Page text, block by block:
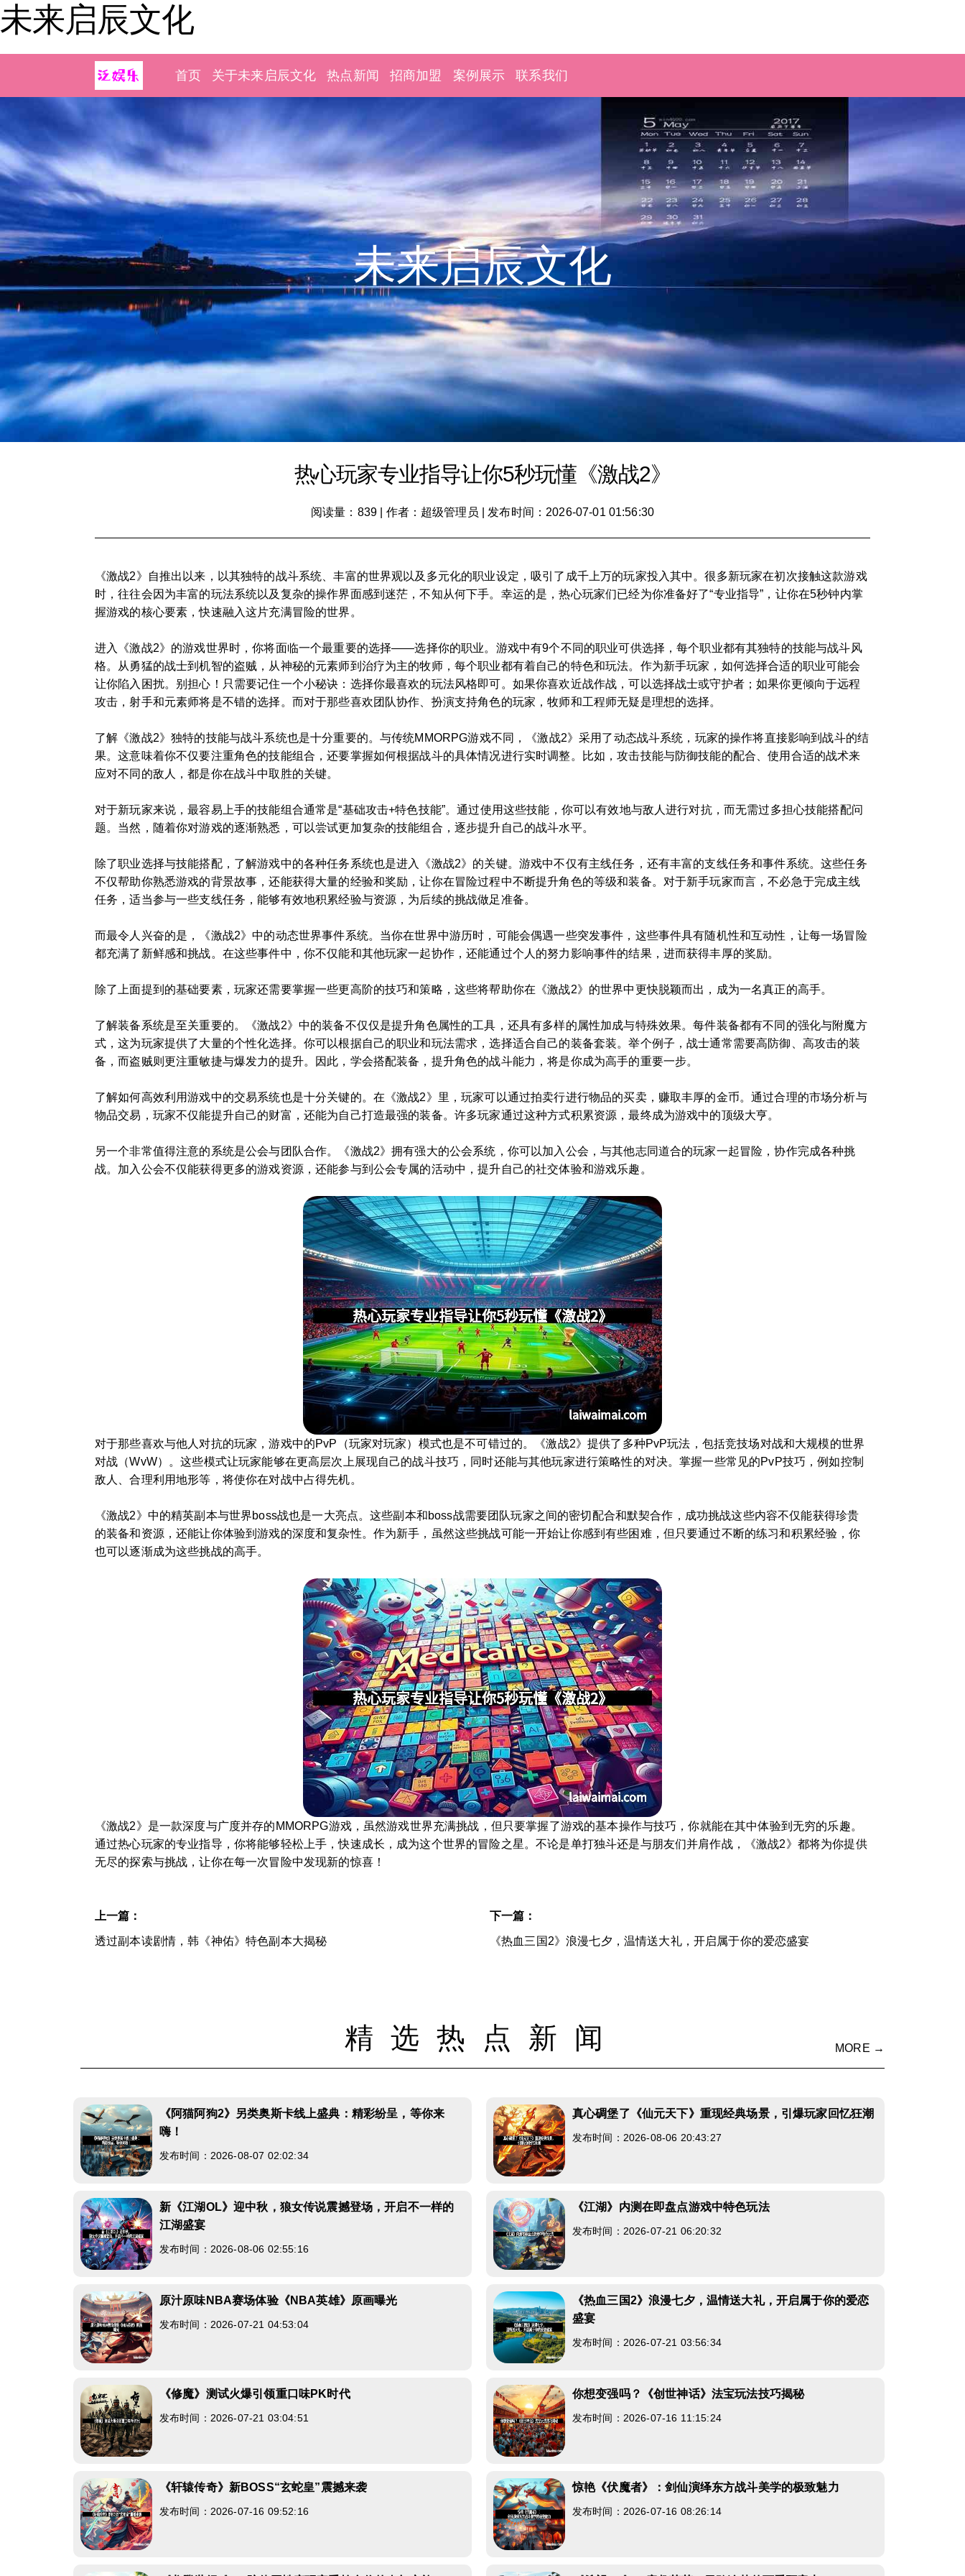
未来启辰文化
首页 关于未来启辰文化 热点新闻 招商加盟 案例展示 联系我们
未来启辰文化
热心玩家专业指导让你5秒玩懂《激战2》
阅读量：839 作者：超级管理员 发布时间：2026-07-01 01:56:30
《激战2》自推出以来，以其独特的战斗系统、丰富的世界观以及多元化的职业设定，吸引了成千上万的玩家投入其中。很多新玩家在初次接触这款游戏
时，往往会因为丰富的玩法系统以及复杂的操作界面感到迷茫，不知从何下手。幸运的是，热心玩家们已经为你准备好了“专业指导”，让你在5秒钟内掌
握游戏的核心要素，快速融入这片充满冒险的世界。
进入《激战2》的游戏世界时，你将面临一个最重要的选择——选择你的职业。游戏中有9个不同的职业可供选择，每个职业都有其独特的技能与战斗风
格。从勇猛的战士到机智的盗贼，从神秘的元素师到治疗为主的牧师，每个职业都有着自己的特色和玩法。作为新手玩家，如何选择合适的职业可能会
让你陷入困扰。别担心！只需要记住一个小秘诀：选择你最喜欢的玩法风格即可。如果你喜欢近战作战，可以选择战士或守护者；如果你更倾向于远程
攻击，射手和元素师将是不错的选择。而对于那些喜欢团队协作、扮演支持角色的玩家，牧师和工程师无疑是理想的选择。
了解《激战2》独特的技能与战斗系统也是十分重要的。与传统MMORPG游戏不同，《激战2》采用了动态战斗系统，玩家的操作将直接影响到战斗的结
果。这意味着你不仅要注重角色的技能组合，还要掌握如何根据战斗的具体情况进行实时调整。比如，攻击技能与防御技能的配合、使用合适的战术来
应对不同的敌人，都是你在战斗中取胜的关键。
对于新玩家来说，最容易上手的技能组合通常是“基础攻击+特色技能”。通过使用这些技能，你可以有效地与敌人进行对抗，而无需过多担心技能搭配问
题。当然，随着你对游戏的逐渐熟悉，可以尝试更加复杂的技能组合，逐步提升自己的战斗水平。
除了职业选择与技能搭配，了解游戏中的各种任务系统也是进入《激战2》的关键。游戏中不仅有主线任务，还有丰富的支线任务和事件系统。这些任务
不仅帮助你熟悉游戏的背景故事，还能获得大量的经验和奖励，让你在冒险过程中不断提升角色的等级和装备。对于新手玩家而言，不必急于完成主线
任务，适当参与一些支线任务，能够有效地积累经验与资源，为后续的挑战做足准备。
而最令人兴奋的是，《激战2》中的动态世界事件系统。当你在世界中游历时，可能会偶遇一些突发事件，这些事件具有随机性和互动性，让每一场冒险
都充满了新鲜感和挑战。在这些事件中，你不仅能和其他玩家一起协作，还能通过个人的努力影响事件的结果，进而获得丰厚的奖励。
除了上面提到的基础要素，玩家还需要掌握一些更高阶的技巧和策略，这些将帮助你在《激战2》的世界中更快脱颖而出，成为一名真正的高手。
了解装备系统是至关重要的。《激战2》中的装备不仅仅是提升角色属性的工具，还具有多样的属性加成与特殊效果。每件装备都有不同的强化与附魔方
式，这为玩家提供了大量的个性化选择。你可以根据自己的职业和玩法需求，选择适合自己的装备套装。举个例子，战士通常需要高防御、高攻击的装
备，而盗贼则更注重敏捷与爆发力的提升。因此，学会搭配装备，提升角色的战斗能力，将是你成为高手的重要一步。
了解如何高效利用游戏中的交易系统也是十分关键的。在《激战2》里，玩家可以通过拍卖行进行物品的买卖，赚取丰厚的金币。通过合理的市场分析与
物品交易，玩家不仅能提升自己的财富，还能为自己打造最强的装备。许多玩家通过这种方式积累资源，最终成为游戏中的顶级大亨。
另一个非常值得注意的系统是公会与团队合作。《激战2》拥有强大的公会系统，你可以加入公会，与其他志同道合的玩家一起冒险，协作完成各种挑
战。加入公会不仅能获得更多的游戏资源，还能参与到公会专属的活动中，提升自己的社交体验和游戏乐趣。
对于那些喜欢与他人对抗的玩家，游戏中的PvP（玩家对玩家）模式也是不可错过的。《激战2》提供了多种PvP玩法，包括竞技场对战和大规模的世界
对战（WvW）。这些模式让玩家能够在更高层次上展现自己的战斗技巧，同时还能与其他玩家进行策略性的对决。掌握一些常见的PvP技巧，例如控制
敌人、合理利用地形等，将使你在对战中占得先机。
《激战2》中的精英副本与世界boss战也是一大亮点。这些副本和boss战需要团队玩家之间的密切配合和默契合作，成功挑战这些内容不仅能获得珍贵
的装备和资源，还能让你体验到游戏的深度和复杂性。作为新手，虽然这些挑战可能一开始让你感到有些困难，但只要通过不断的练习和积累经验，你
也可以逐渐成为这些挑战的高手。
《激战2》是一款深度与广度并存的MMORPG游戏，虽然游戏世界充满挑战，但只要掌握了游戏的基本操作与技巧，你就能在其中体验到无穷的乐趣。
通过热心玩家的专业指导，你将能够轻松上手，快速成长，成为这个世界的冒险之星。不论是单打独斗还是与朋友们并肩作战，《激战2》都将为你提供
无尽的探索与挑战，让你在每一次冒险中发现新的惊喜！
上一篇：
透过副本读剧情，韩《神佑》特色副本大揭秘
下一篇：
《热血三国2》浪漫七夕，温情送大礼，开启属于你的爱恋盛宴
精选热点新闻 MORE →
《阿猫阿狗2》另类奥斯卡线上盛典：精彩纷呈，等你来
嗨！
发布时间：2026-08-07 02:02:34
真心碉堡了《仙元天下》重现经典场景，引爆玩家回忆狂潮
发布时间：2026-08-06 20:43:27
新《江湖OL》迎中秋，狼女传说震撼登场，开启不一样的
江湖盛宴
发布时间：2026-08-06 02:55:16
《江湖》内测在即盘点游戏中特色玩法
发布时间：2026-07-21 06:20:32
原汁原味NBA赛场体验《NBA英雄》原画曝光
发布时间：2026-07-21 04:53:04
《热血三国2》浪漫七夕，温情送大礼，开启属于你的爱恋
盛宴
发布时间：2026-07-21 03:56:34
《修魔》测试火爆引领重口味PK时代
发布时间：2026-07-21 03:04:51
你想变强吗？《创世神话》法宝玩法技巧揭秘
发布时间：2026-07-16 11:15:24
《轩辕传奇》新BOSS“玄蛇皇”震撼来袭
发布时间：2026-07-16 09:52:16
惊艳《伏魔者》：剑仙演绎东方战斗美学的极致魅力
发布时间：2026-07-16 08:26:14